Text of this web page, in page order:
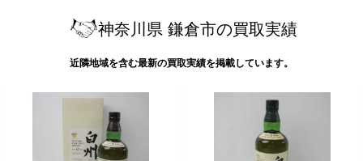
神奈川県 鎌倉市の買取実績
近隣地域を含む最新の買取実績を掲載しています。